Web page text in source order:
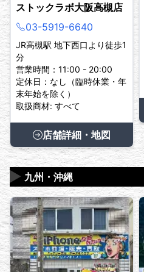
ストックラボ大阪高槻店
03-5919-6640
JR高槻駅 地下西口より徒歩1
分
営業時間：11:00 - 20:00
定休日：なし（臨時休業・年
末年始を除く）
取扱商材: すべて
店舗詳細・地図
九州・沖縄
▶